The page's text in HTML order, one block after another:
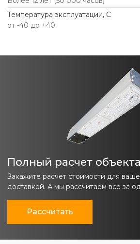
Температура эксплуатации, С
от -40 до +40
Полный расчет
Закажите расчет стоимости для
доставкой. А мы рассчитаем все за
Рассчитать